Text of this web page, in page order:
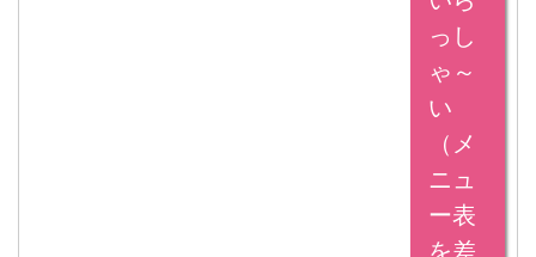
っし
ゃ～
い
（メ
ニュ
ー表
を差